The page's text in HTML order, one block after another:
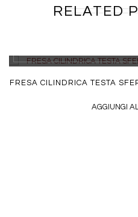
RELATED
FRESA CILINDRICA TESTA
AGGIUNGI